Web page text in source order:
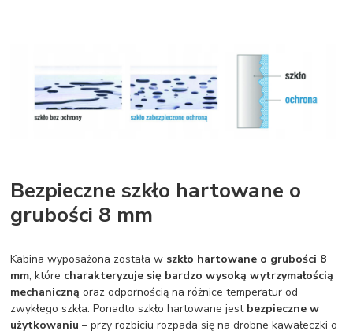
Bezpieczne szkło hartowane o
grubości 8 mm
Kabina wyposażona została w szkło hartowane o grubości 8
mm, które charakteryzuje się bardzo wysoką wytrzymałością
mechaniczną oraz odpornością na różnice temperatur od
zwykłego szkła. Ponadto szkło hartowane jest bezpieczne w
użytkowaniu – przy rozbiciu rozpada się na drobne kawałeczki o